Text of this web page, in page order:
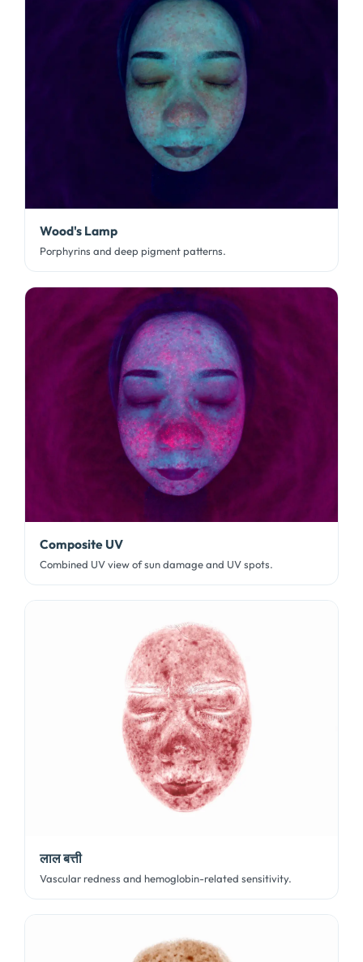
Wood's Lamp
Porphyrins and deep pigment patterns.
Composite UV
Combined UV view of sun damage and UV spots.
लाल बत्ती
Vascular redness and hemoglobin-related sensitivity.